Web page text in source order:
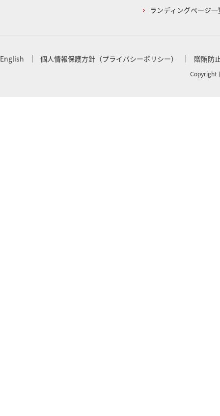
ランディングページ一
English 個人情報保護方針（プライバシーポリシー） 贈賄防
Copyright